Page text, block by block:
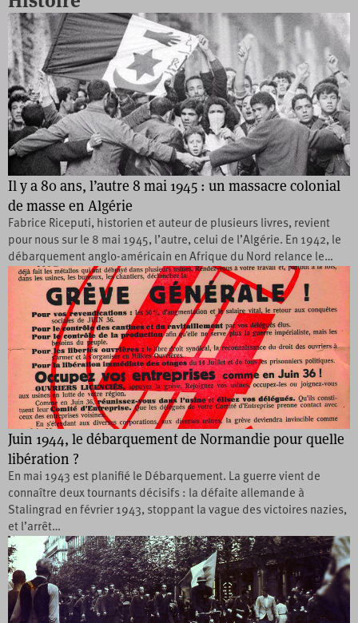
Il y a 80 ans, l’autre 8 mai 1945 : un massacre colonial
de masse en Algérie
Fabrice Riceputi, historien et auteur de plusieurs livres, revient
pour nous sur le 8 mai 1945, l’autre, celui de l’Algérie. En 1942, le
débarquement anglo-américain en Afrique du Nord relance le…
Juin 1944, le débarquement de Normandie pour quelle
libération ?
En mai 1943 est planifié le Débarquement. La guerre vient de
connaître deux tournants décisifs : la défaite allemande à
Stalingrad en février 1943, stoppant la vague des victoires nazies,
et l’arrêt…